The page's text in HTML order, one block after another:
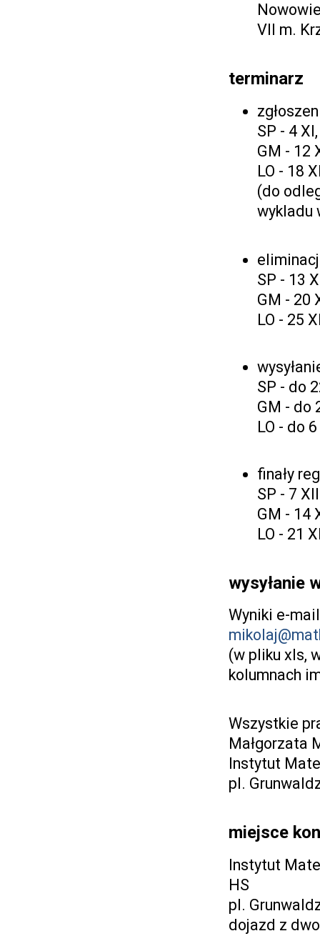
VII m.
terminarz
SP - 4
GM - 12
LO - 18
(do
wykladu
SP - 13
GM - 20
LO - 25
SP - do
GM - do
LO - do
finały
SP - 7 XII
GM - 14
LO - 21
wysyłanie
Wyniki e-
(w pliku xls,
kolumnach
Wszystkie
Małgorzata
Instytut
pl.
miejsce
Instytut
HS
pl.
dojazd z